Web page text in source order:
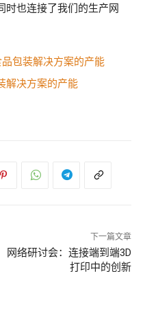
时也连接了我们的生产网
下一篇文章
网络研讨会：连接端到端3D
打印中的创新